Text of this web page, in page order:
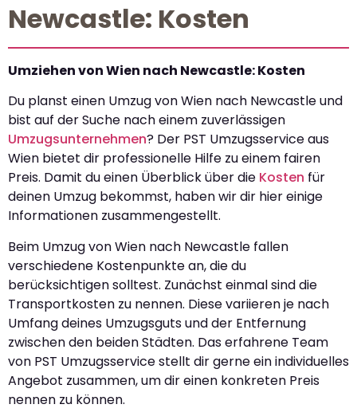
Newcastle: Kosten
Umziehen von Wien nach Newcastle: Kosten
Du planst einen Umzug von Wien nach Newcastle und
bist auf der Suche nach einem zuverlässigen
Umzugsunternehmen? Der PST Umzugsservice aus
Wien bietet dir professionelle Hilfe zu einem fairen
Preis. Damit du einen Überblick über die Kosten für
deinen Umzug bekommst, haben wir dir hier einige
Informationen zusammengestellt.
Beim Umzug von Wien nach Newcastle fallen
verschiedene Kostenpunkte an, die du
berücksichtigen solltest. Zunächst einmal sind die
Transportkosten zu nennen. Diese variieren je nach
Umfang deines Umzugsguts und der Entfernung
zwischen den beiden Städten. Das erfahrene Team
von PST Umzugsservice stellt dir gerne ein individuelles
Angebot zusammen, um dir einen konkreten Preis
nennen zu können.